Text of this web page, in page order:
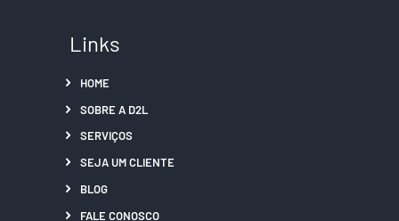
Links
HOME
SOBRE A D2L
SERVIÇOS
SEJA UM CLIENTE
BLOG
FALE CONOSCO